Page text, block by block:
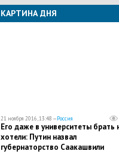
КАРТИНА ДНЯ
21 ноября 2016, 13:48 —Россия
Его даже в университеты брать
хотели: Путин назвал
губернаторство Саакашвили